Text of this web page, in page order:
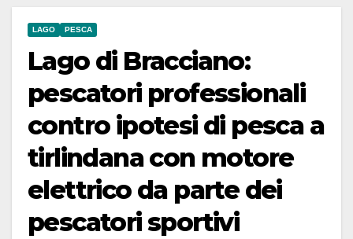
LAGO PESCA
Lago di Bracciano:
pescatori professionali
contro ipotesi di pesca a
tirlindana con motore
elettrico da parte dei
pescatori sportivi